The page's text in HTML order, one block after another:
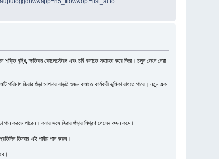
শক্তি বৃদ্ধি, ক্ষতিকর কোলেস্টেরল এবং চর্বি কমাতে সহায়তা করে জিরা। চলুন জেনে নেয়া
পরিমাণ জিরার গুঁড়া আপনার বাড়তি ওজন কমাতে কার্যকরী ভূমিকা রাখতে পারে। নতুন এক
পান করতে পারেন। কলার সঙ্গে জিরার গুঁড়ার মিশ্রণ খেলেও ওজন কমে।
তিনবার এই পানীয় পান করুন।